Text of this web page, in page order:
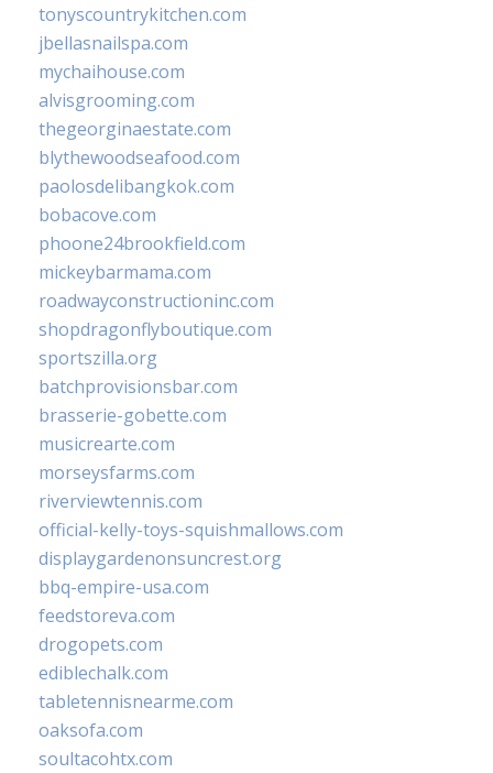
tonyscountrykitchen.com
jbellasnailspa.com
mychaihouse.com
alvisgrooming.com
thegeorginaestate.com
blythewoodseafood.com
paolosdelibangkok.com
bobacove.com
phoone24brookfield.com
mickeybarmama.com
roadwayconstructioninc.com
shopdragonflyboutique.com
sportszilla.org
batchprovisionsbar.com
brasserie-gobette.com
musicrearte.com
morseysfarms.com
riverviewtennis.com
official-kelly-toys-squishmallows.com
displaygardenonsuncrest.org
bbq-empire-usa.com
feedstoreva.com
drogopets.com
ediblechalk.com
tabletennisnearme.com
oaksofa.com
soultacohtx.com